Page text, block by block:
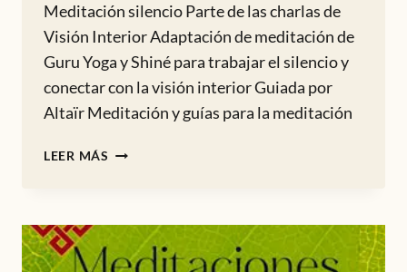
Meditación silencio Parte de las charlas de
Visión Interior Adaptación de meditación de
Guru Yoga y Shiné para trabajar el silencio y
conectar con la visión interior Guiada por
Altaïr Meditación y guías para la meditación
LEER MÁS MEDITACIÓN